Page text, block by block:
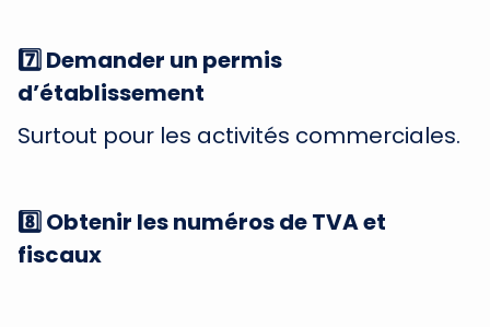
7️⃣ Demander un permis
d’établissement
Surtout pour les activités commerciales.
8️⃣ Obtenir les numéros de TVA et
fiscaux